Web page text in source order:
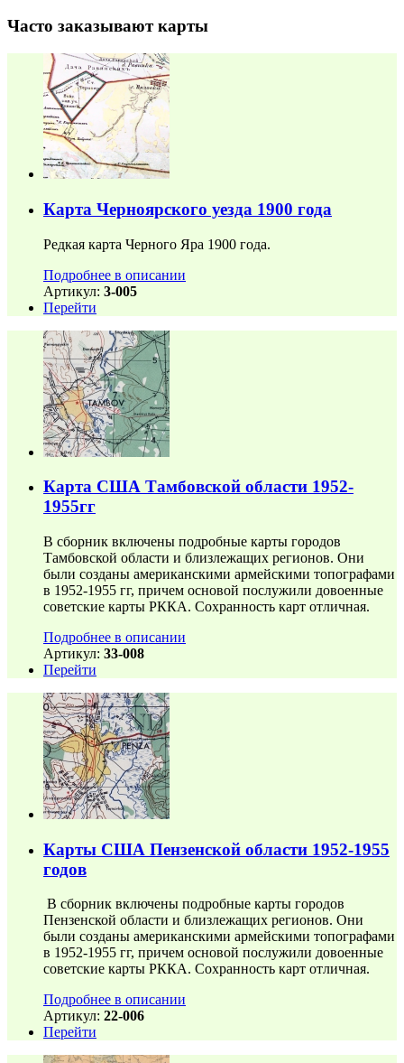
Часто заказывают карты
Карта Черноярского уезда 1900 года
Редкая карта Черного Яра 1900 года.
Подробнее в описании
Артикул: 3-005
Перейти
Карта США Тамбовской области 1952-
1955гг
В сборник включены подробные карты городов
Тамбовской области и близлежащих регионов. Они
были созданы американскими армейскими топографами
в 1952-1955 гг, причем основой послужили довоенные
советские карты РККА. Сохранность карт отличная.
Подробнее в описании
Артикул: 33-008
Перейти
Карты США Пензенской области 1952-1955
годов
В сборник включены подробные карты городов
Пензенской области и близлежащих регионов. Они
были созданы американскими армейскими топографами
в 1952-1955 гг, причем основой послужили довоенные
советские карты РККА. Сохранность карт отличная.
Подробнее в описании
Артикул: 22-006
Перейти